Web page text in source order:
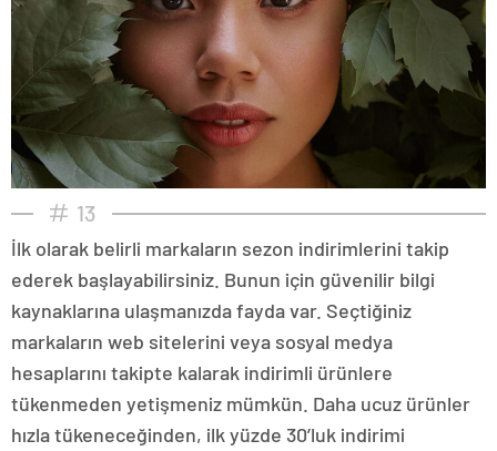
13
İlk olarak belirli markaların sezon indirimlerini takip
ederek başlayabilirsiniz. Bunun için güvenilir bilgi
kaynaklarına ulaşmanızda fayda var. Seçtiğiniz
markaların web sitelerini veya sosyal medya
hesaplarını takipte kalarak indirimli ürünlere
tükenmeden yetişmeniz mümkün. Daha ucuz ürünler
hızla tükeneceğinden, ilk yüzde 30’luk indirimi